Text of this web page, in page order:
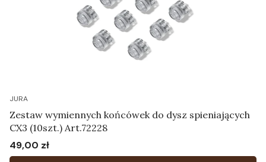
JURA
Zestaw wymiennych końcówek do dysz spieniających
CX3 (10szt.) Art.72228
Cena
49,00 zł